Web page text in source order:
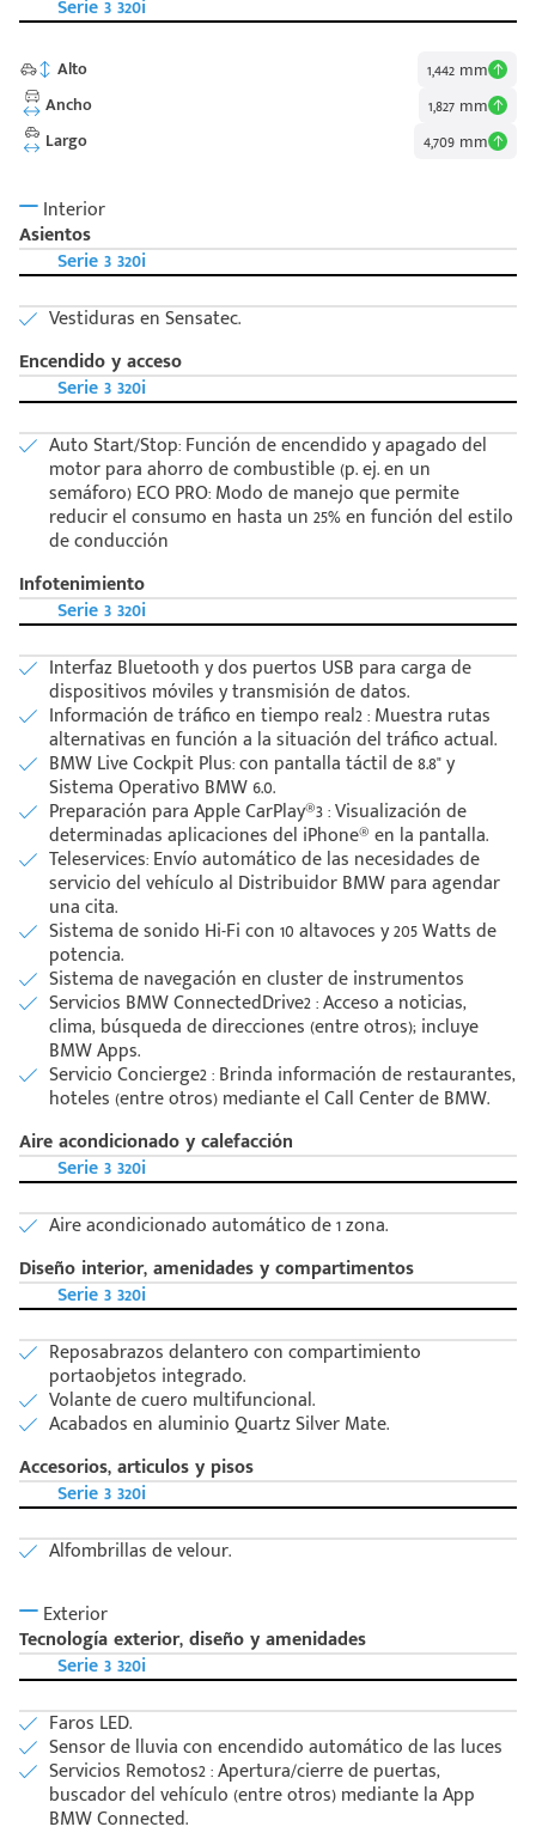
Escríbenos
+528121278366
Código
Postal
Ingresar
Serie 3 320i
Alto
1,442 mm
Ancho
1,827 mm
Largo
4,709 mm
Interior
Asientos
Serie 3 320i
Vestiduras en Sensatec.
Encendido y acceso
Serie 3 320i
Auto Start/Stop: Función de encendido y apagado del
motor para ahorro de combustible (p. ej. en un
semáforo) ECO PRO: Modo de manejo que permite
reducir el consumo en hasta un 25% en función del estilo
de conducción
Infotenimiento
Serie 3 320i
Interfaz Bluetooth y dos puertos USB para carga de
dispositivos móviles y transmisión de datos.
Información de tráfico en tiempo real2 : Muestra rutas
alternativas en función a la situación del tráfico actual.
BMW Live Cockpit Plus: con pantalla táctil de 8.8" y
Sistema Operativo BMW 6.0.
Preparación para Apple CarPlay®3 : Visualización de
determinadas aplicaciones del iPhone® en la pantalla.
Teleservices: Envío automático de las necesidades de
servicio del vehículo al Distribuidor BMW para agendar
una cita.
Sistema de sonido Hi-Fi con 10 altavoces y 205 Watts de
potencia.
Sistema de navegación en cluster de instrumentos
Servicios BMW ConnectedDrive2 : Acceso a noticias,
clima, búsqueda de direcciones (entre otros); incluye
BMW Apps.
Servicio Concierge2 : Brinda información de restaurantes,
hoteles (entre otros) mediante el Call Center de BMW.
Aire acondicionado y calefacción
Serie 3 320i
Aire acondicionado automático de 1 zona.
Diseño interior, amenidades y compartimentos
Serie 3 320i
Reposabrazos delantero con compartimiento
portaobjetos integrado.
Volante de cuero multifuncional.
Acabados en aluminio Quartz Silver Mate.
Accesorios, articulos y pisos
Serie 3 320i
Alfombrillas de velour.
Exterior
Tecnología exterior, diseño y amenidades
Serie 3 320i
Faros LED.
Sensor de lluvia con encendido automático de las luces
Servicios Remotos2 : Apertura/cierre de puertas,
buscador del vehículo (entre otros) mediante la App
BMW Connected.